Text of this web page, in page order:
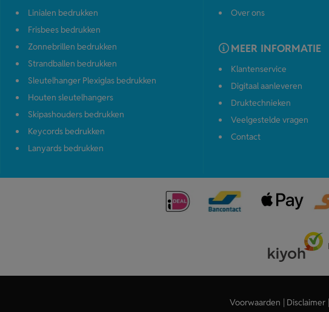
Linialen bedrukken
Frisbees bedrukken
Zonnebrillen bedrukken
Strandballen bedrukken
Sleutelhanger Plexiglas bedrukken
Houten sleutelhangers
Skipashouders bedrukken
Keycords bedrukken
Lanyards bedrukken
Over ons
MEER INFORMATIE
Klantenservice
Digitaal aanleveren
Druktechnieken
Veelgestelde vragen
Contact
Voorwaarden Disclaimer